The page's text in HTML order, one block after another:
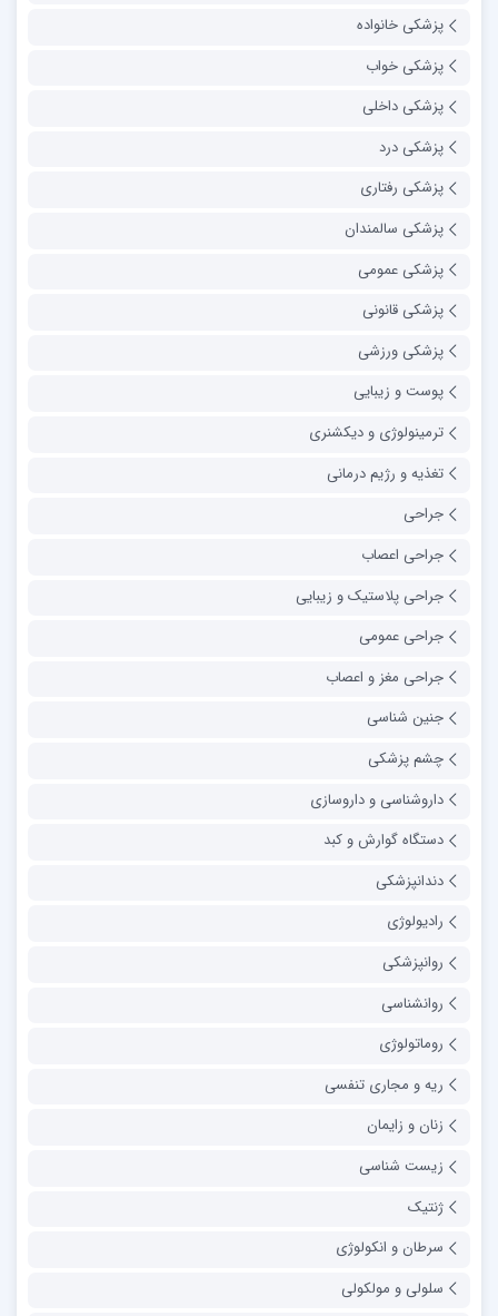
پزشکی خانواده
پزشکی خواب
پزشکی داخلی
پزشکی درد
پزشکی رفتاری
پزشکی سالمندان
پزشکی عمومی
پزشکی قانونی
پزشکی ورزشی
پوست و زیبایی
ترمینولوژی و دیکشنری
تغذیه و رژیم درمانی
جراحی
جراحی اعصاب
جراحی پلاستیک و زیبایی
جراحی عمومی
جراحی مغز و اعصاب
جنین شناسی
چشم پزشکی
داروشناسی و داروسازی
دستگاه گوارش و کبد
دندانپزشکی
رادیولوژی
روانپزشکی
روانشناسی
روماتولوژی
ریه و مجاری تنفسی
زنان و زایمان
زیست شناسی
ژنتیک
سرطان و انکولوژی
سلولی و مولکولی